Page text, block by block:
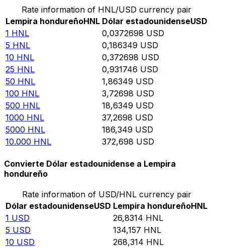
Rate information of HNL/USD currency pair
Lempira hondureñoHNL Dólar estadounidenseUSD
1 HNL 0,0372698 USD
5 HNL 0,186349 USD
10 HNL 0,372698 USD
25 HNL 0,931746 USD
50 HNL 1,86349 USD
100 HNL 3,72698 USD
500 HNL 18,6349 USD
1000 HNL 37,2698 USD
5000 HNL 186,349 USD
10.000 HNL 372,698 USD
Convierte Dólar estadounidense a Lempira
hondureño
Rate information of USD/HNL currency pair
Dólar estadounidenseUSD Lempira hondureñoHNL
1 USD 26,8314 HNL
5 USD 134,157 HNL
10 USD 268,314 HNL